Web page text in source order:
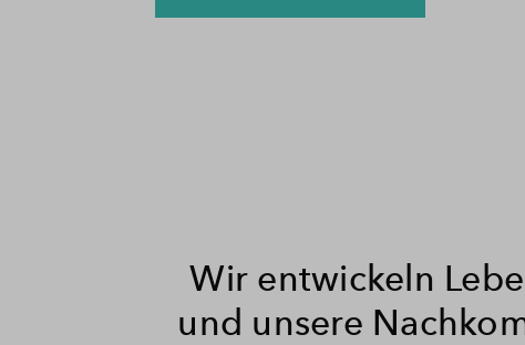
Wir entwickeln
und unsere